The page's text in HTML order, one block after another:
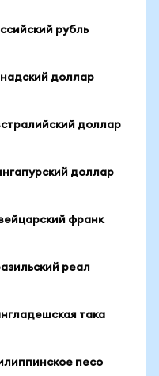
рубль
доллар
доллар
доллар
франк
реал
така
песо